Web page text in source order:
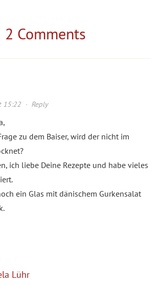
2 Comments
15:22· Reply
zu dem Baiser, wird der nicht im
ich liebe Deine Rezepte und habe vieles
ein Glas mit dänischem Gurkensalat
Lühr